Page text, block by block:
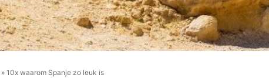
» 10x waarom Spanje zo leuk is